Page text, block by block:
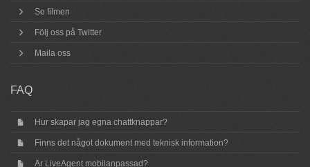
Se filmen
Följ oss på Twitter
Maila oss
FAQ
Hur skapar jag egna chattknappar?
Finns det något dokument med teknisk information?
Är LiveAgent mobilanpassad?